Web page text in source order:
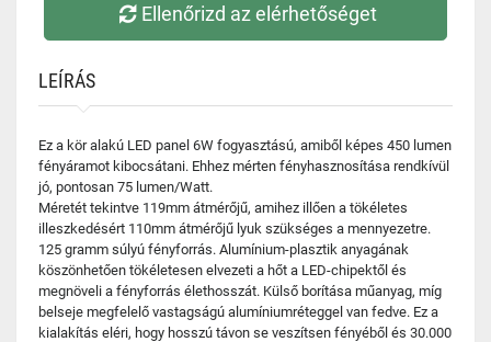
Ellenőrizd az elérhetőséget
LEÍRÁS
Ez a kör alakú LED panel 6W fogyasztású, amiből képes 450 lumen
fényáramot kibocsátani. Ehhez mérten fényhasznosítása rendkívül
jó, pontosan 75 lumen/Watt.
Méretét tekintve 119mm átmérőjű, amihez illően a tökéletes
illeszkedésért 110mm átmérőjű lyuk szükséges a mennyezetre.
125 gramm súlyú fényforrás. Alumínium-plasztik anyagának
köszönhetően tökéletesen elvezeti a hőt a LED-chipektől és
megnöveli a fényforrás élethosszát. Külső borítása műanyag, míg
belseje megfelelő vastagságú alumíniumréteggel van fedve. Ez a
kialakítás eléri, hogy hosszú távon se veszítsen fényéből és 30.000